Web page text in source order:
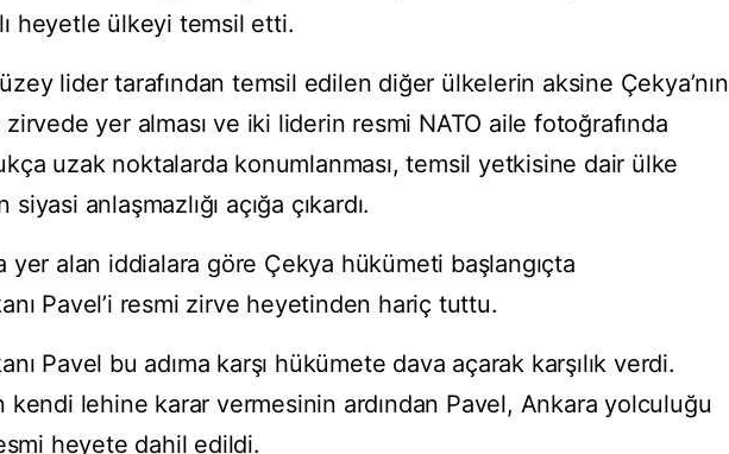
heyetle ülkeyi temsil etti.
lider tarafından temsil edilen diğer ülkelerin aksine Çekya’nın
yer alması ve iki liderin resmi NATO aile fotoğrafında
uzak noktalarda konumlanması, temsil yetkisine dair ülke
anlaşmazlığı açığa çıkardı.
yer alan iddialara göre Çekya hükümeti başlangıçta
Pavel’i resmi zirve heyetinden hariç tuttu.
Pavel bu adıma karşı hükümete dava açarak karşılık verdi.
kendi lehine karar vermesinin ardından Pavel, Ankara yolculuğu
heyete dahil edildi.